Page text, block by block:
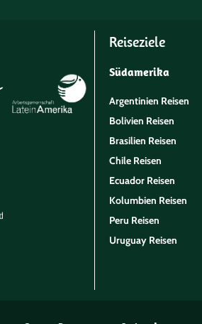
Reiseziele
Südamerika
Argentinien Reisen
Bolivien Reisen
Brasilien Reisen
Chile Reisen
Ecuador Reisen
Kolumbien Reisen
Peru Reisen
Uruguay Reisen